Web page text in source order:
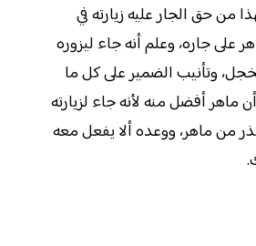
من حق الجار عليه زيارته في
على جاره، وعلم أنه جاء ليزوره
وتأنيب الضمير على كل ما
ماهر أفضل منه لأنه جاء لزيارته
من ماهر، ووعده ألا يفعل معه